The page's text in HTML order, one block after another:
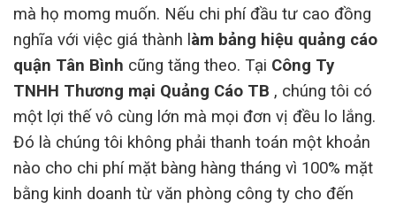
mà họ momg muốn. Nếu chi phí đầu tư cao đồng
nghĩa với việc giá thành làm bảng hiệu quảng cáo
quận Tân Bình cũng tăng theo. Tại Công Ty
TNHH Thương mại Quảng Cáo TB , chúng tôi có
một lợi thế vô cùng lớn mà mọi đơn vị đều lo lắng.
Đó là chúng tôi không phải thanh toán một khoản
nào cho chi phí mặt bàng hàng tháng vì 100% mặt
bằng kinh doanh từ văn phòng công ty cho đến